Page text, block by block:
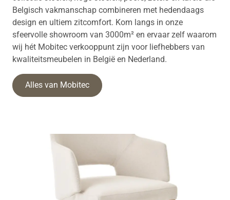
Belgisch vakmanschap combineren met hedendaags
design en ultiem zitcomfort. Kom langs in onze
sfeervolle showroom van 3000m² en ervaar zelf waarom
wij hét Mobitec verkooppunt zijn voor liefhebbers van
kwaliteitsmeubelen in België en Nederland.
Alles van Mobitec